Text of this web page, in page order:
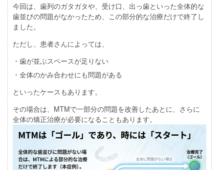
今回は、歯列のガタガタや、受け口、出っ歯といった全体的な
歯並びの問題がなかったため、この部分的な治療だけで終了し
ました。
ただし、患者さんによっては、
・歯が並ぶスペースが足りない
・全体のかみ合わせにも問題がある
といったケースもあります。
その場合は、MTMで一部分の問題を改善したあとに、さらに
全体の矯正治療が必要になることもあります。